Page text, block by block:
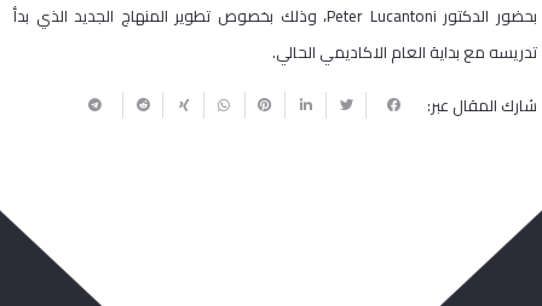
بحضور الدكتور Peter Lucantoni، وذلك بخصوص تطوير المنهاج الجديد الذي بدأ
تدريسه مع بداية العام الاكاديمي الحالي.
شارك المقال عبر: